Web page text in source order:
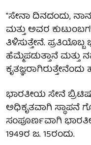
"ಸೇನಾ ದಿನದಂದು,
ಮತ್ತು ಅವರ
ತಿಳಿಸುತ್ತೇನೆ.
ಹೆಮ್ಮೆಪಡುತ್ತಾನೆ
ಕೃತಜ್ಞರಾಗಿರುತ್ತೇನೆಂದು
ಭಾರತೀಯ ಸೇನೆ
ಅಧಿಕೃತವಾಗಿ ಸ್ಥಾಪನೆ
ಸಂಪೂರ್ಣವಾಗಿ
1949ರ ಜ. 15ರಂದು.